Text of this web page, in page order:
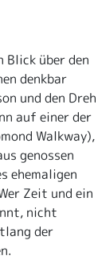
Blick über den
denkbar
und den Dreh
auf einer der
Walkway),
genossen
ehemaligen
Zeit und ein
nicht
der